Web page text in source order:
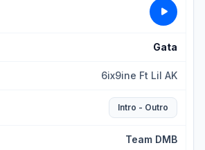
Gata
6ix9ine Ft Lil AK
Intro - Outro
Team DMB